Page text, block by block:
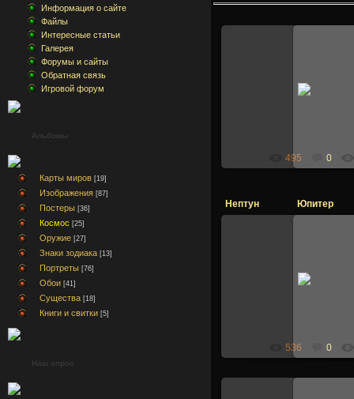
Информация о сайте
Файлы
Интересные статьи
Галерея
Форумы и сайты
Обратная связь
Игровой форум
Альбомы
Карты миров [19]
Изображения [87]
Постеры [36]
Космос [25]
Оружие [27]
Знаки зодиака [13]
Портреты [76]
Обои [41]
Существа [18]
Книги и свитки [5]
Наш опрос
495 0
Нептун
536 0
Юпитер